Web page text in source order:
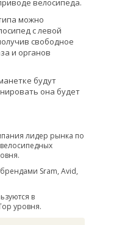
можно
с левой
свободное
и органов
будут
она будет
лидер рынка по
Sram, Avid,
в
уровня.